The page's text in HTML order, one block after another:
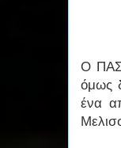
Ο ΠΑΣ
όμως
ένα